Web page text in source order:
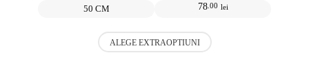
50 CM 78.00 lei
Acest
produs
ALEGE EXTRAOPTIUNI